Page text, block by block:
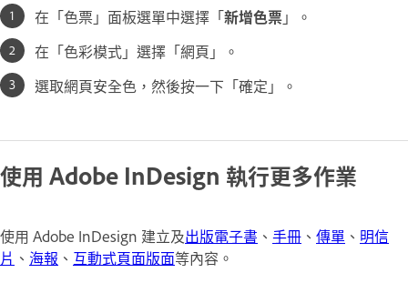
在「色票」面板選單中選擇「新增色票」。
在「色彩模式」選擇「網頁」。
選取網頁安全色，然後按一下「確定」。
使用 Adobe InDesign 執行更多作業
使用 Adobe InDesign 建立及出版電子書 、 手冊 、 傳單 、 明信
片 、 海報 、 互動式頁面版面等內容。